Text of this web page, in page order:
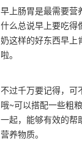
早上肠胃是最需要营
什么总说早上要吃得
奶这样的好东西早上
啦。
不过千万要记得，可
哦~可以搭配一些粗
一起，能够有效的帮
营养物质。